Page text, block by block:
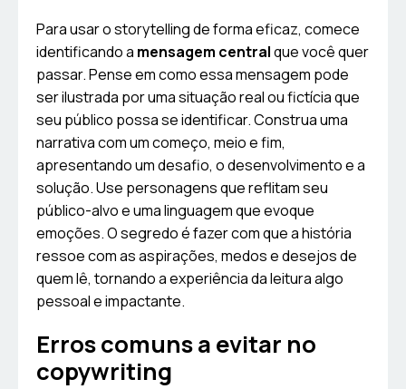
Para usar o storytelling de forma eficaz, comece
identificando a mensagem centralque você quer
passar. Pense em como essa mensagem pode
ser ilustrada por uma situação real ou fictícia que
seu público possa se identificar. Construa uma
narrativa com um começo, meio e fim,
apresentando um desafio, o desenvolvimento e a
solução. Use personagens que reflitam seu
público-alvo e uma linguagem que evoque
emoções. O segredo é fazer com que a história
ressoe com as aspirações, medos e desejos de
quem lê, tornando a experiência da leitura algo
pessoal e impactante.
Erros comuns a evitar no
copywriting